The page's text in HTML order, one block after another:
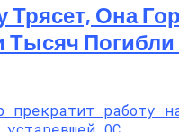
Трясет, Она
Тысяч